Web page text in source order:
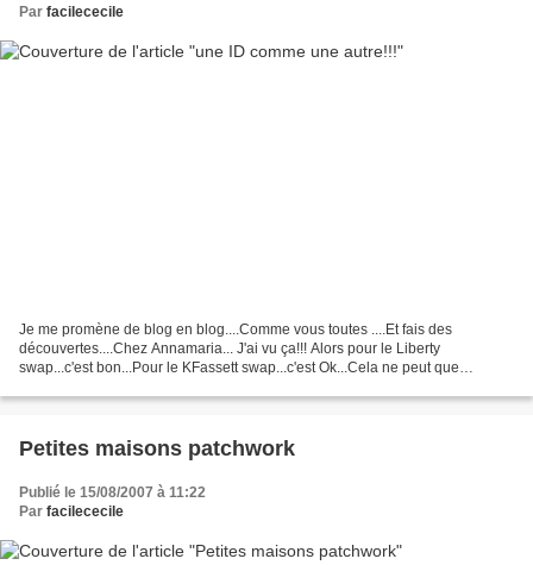
Par facilececile
Je me promène de blog en blog....Comme vous toutes ....Et fais des
découvertes....Chez Annamaria... J'ai vu ça!!! Alors pour le Liberty
swap...c'est bon...Pour le KFassett swap...c'est Ok...Cela ne peut que
Petites maisons patchwork
Publié le 15/08/2007 à 11:22
Par facilececile